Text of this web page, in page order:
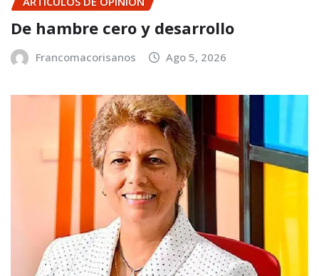
De hambre cero y desarrollo
Francomacorisanos Ago 5, 2026